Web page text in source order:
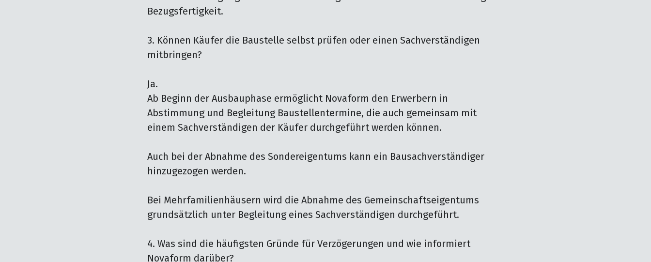
Bezugsfertigkeit.
3. Können Käufer die Baustelle selbst prüfen oder einen Sachverständigen
mitbringen?
Ja.
Ab Beginn der Ausbauphase ermöglicht Novaform den Erwerbern in
Abstimmung und Begleitung Baustellentermine, die auch gemeinsam mit
einem Sachverständigen der Käufer durchgeführt werden können.
Auch bei der Abnahme des Sondereigentums kann ein Bausachverständiger
hinzugezogen werden.
Bei Mehrfamilienhäusern wird die Abnahme des Gemeinschaftseigentums
grundsätzlich unter Begleitung eines Sachverständigen durchgeführt.
4. Was sind die häufigsten Gründe für Verzögerungen und wie informiert
Novaform darüber?